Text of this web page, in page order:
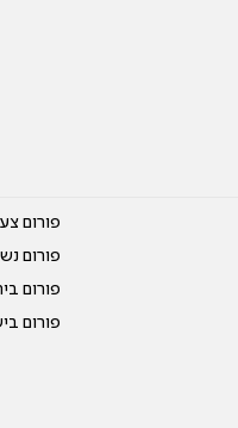
פורום
פורום
פורום
פורום